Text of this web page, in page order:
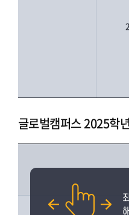
글로벌캠퍼스 2025학